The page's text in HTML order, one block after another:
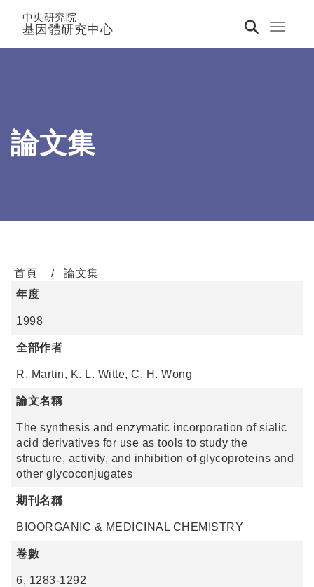
Toggle
中央研究院
基因體研究中心
論文集
首頁
論文集
年度
1998
全部作者
R. Martin, K. L. Witte, C. H. Wong
論文名稱
The synthesis and enzymatic incorporation of sialic
acid derivatives for use as tools to study the
structure, activity, and inhibition of glycoproteins and
other glycoconjugates
期刊名稱
BIOORGANIC & MEDICINAL CHEMISTRY
卷數
6, 1283-1292